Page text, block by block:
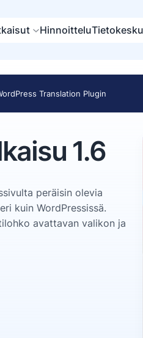
Hinnoittelu
Translation Plugin
1.6
peräisin olevia
kuin WordPressissä.
avattavan valikon ja